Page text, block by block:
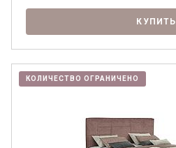
КУПИТЬ
КОЛИЧЕСТВО ОГРАНИЧЕНО